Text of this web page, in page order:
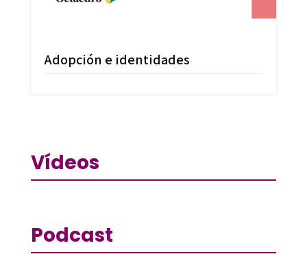
Adopción e identidades
Vídeos
Podcast